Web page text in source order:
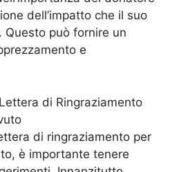
dell’impatto che il suo
può fornire un
e
di Ringraziamento
di ringraziamento per
è importante tenere